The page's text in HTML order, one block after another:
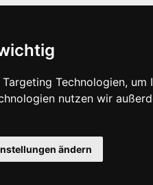
Technologien,
nutzen wir
ändern